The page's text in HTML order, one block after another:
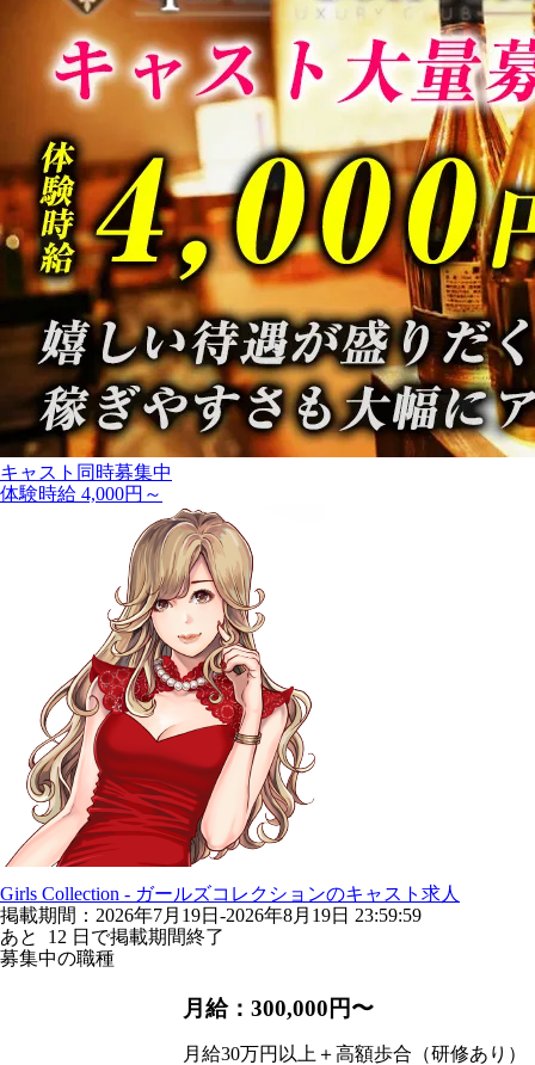
キャスト同時募集中
体験時給 4,000円～
Girls Collection - ガールズコレクションのキャスト求人
掲載期間：2026年7月19日-2026年8月19日 23:59:59
あと 12 日で掲載期間終了
募集中の職種
月給：300,000円〜
月給30万円以上＋高額歩合（研修あり）